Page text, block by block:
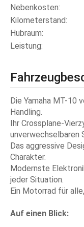
Nebenkosten
Kilometerstand
Hubraum
Leistung
Die Yamaha MT-10
Handling.
Ihr Crossplane-
unverwechselbaren
Das aggressive
Charakter.
Modernste
jeder Situation.
Ein Motorrad für
Auf einen Blick: